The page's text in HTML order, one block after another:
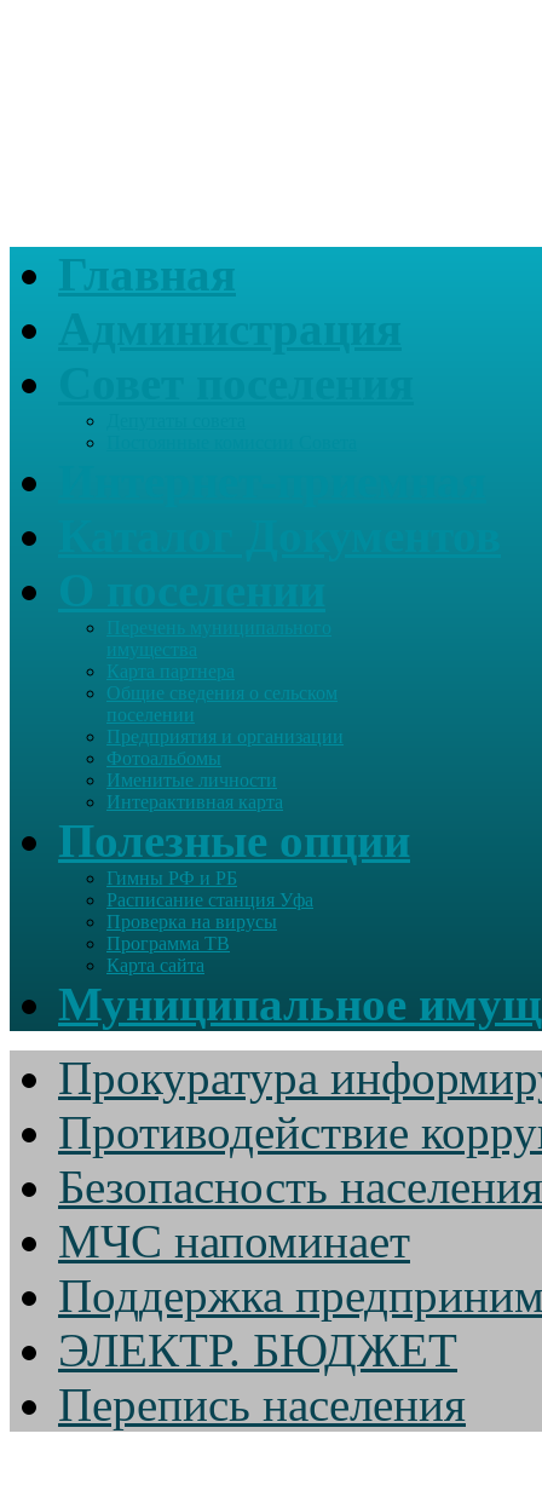
Главная
Перечень муниципального
имущества
Карта партнера
Общие сведения о сельском
поселении
Предприятия и организации
Фотоальбомы
Именитые личности
Интерактивная карта
Полезные опции
Гимны РФ и РБ
Расписание станция Уфа
Проверка на вирусы
Программа ТВ
Карта сайта
Муниципальное
Прокуратура
Противодействие
Безопасность населения
МЧС напоминает
Поддержка
ЭЛЕКТР. БЮДЖЕТ
Перепись населения